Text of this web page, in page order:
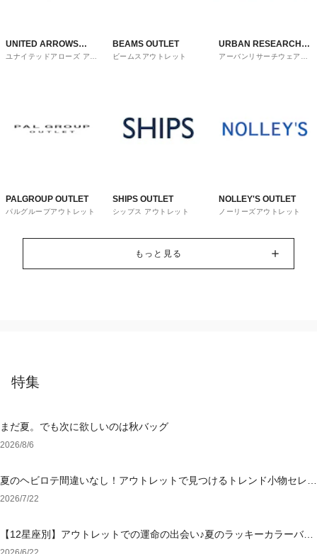
UNITED ARROWS
OUTLET
ユナイテッドアローズ アウ
BEAMS OUTLET
ビームスアウトレット
URBAN RESEARCH
ware house
アーバンリサーチウェアハ
PALGROUP OUTLET
パルグループアウトレット
SHIPS OUTLET
シップス アウトレット
NOLLEY'S OUTLET
ノーリーズアウトレット
もっと見る
特集
まだ夏。でも次に欲しいのは秋バッグ
2026/8/6
夏のヘビロテ間違いなし！アウトレットで見つけるトレンド小物セレク
ション
2026/7/22
【12星座別】アウトレットでの運命の出会い♪夏のラッキーカラーバッ
グ＆小物